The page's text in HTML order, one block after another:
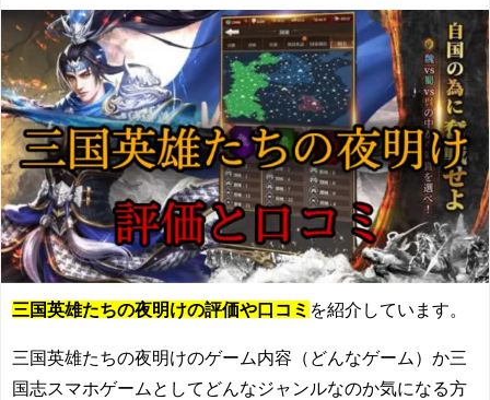
三国英雄たちの夜明けの評価や口コミ を紹介しています。
三国英雄たちの夜明けのゲーム内容（どんなゲーム）か三
国志スマホゲームとしてどんなジャンルなのか気になる方